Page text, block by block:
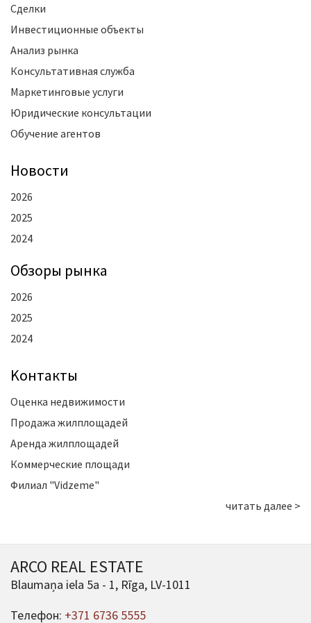
Сделки
Инвестиционные объекты
Анализ рынка
Консультативная служба
Маркетинговые услуги
Юридические консультации
Обучение агентов
Новости
2026
2025
2024
Oбзоры рынка
2026
2025
2024
Kонтакты
Оценка недвижимости
Продажа жилплощадей
Аренда жилплощадей
Коммерческие площади
Филиал "Vidzeme"
читать далее >
ARCO REAL ESTATE
Blaumaņa iela 5a - 1, Rīga, LV-1011
Телефон: +371 6736 5555